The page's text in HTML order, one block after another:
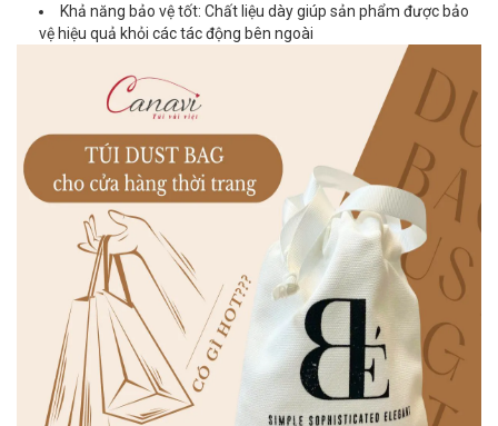
Khả năng bảo vệ tốt: Chất liệu dày giúp sản phẩm được bảo
vệ hiệu quả khỏi các tác động bên ngoài